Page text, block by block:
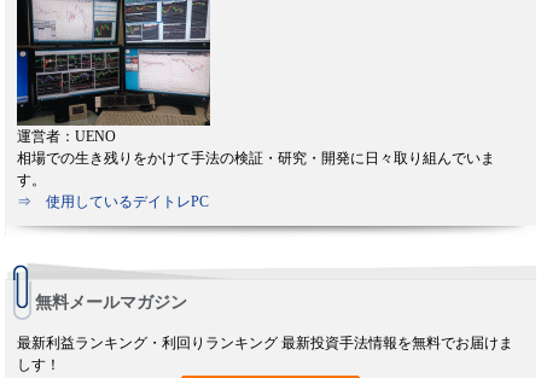
運営者：UENO
相場での生き残りをかけて手法の検証・研究・開発に日々取り組んでいま
す。
⇒ 使用しているデイトレPC
無料メールマガジン
最新利益ランキング・利回りランキング 最新投資手法情報を無料でお届けま
しす！